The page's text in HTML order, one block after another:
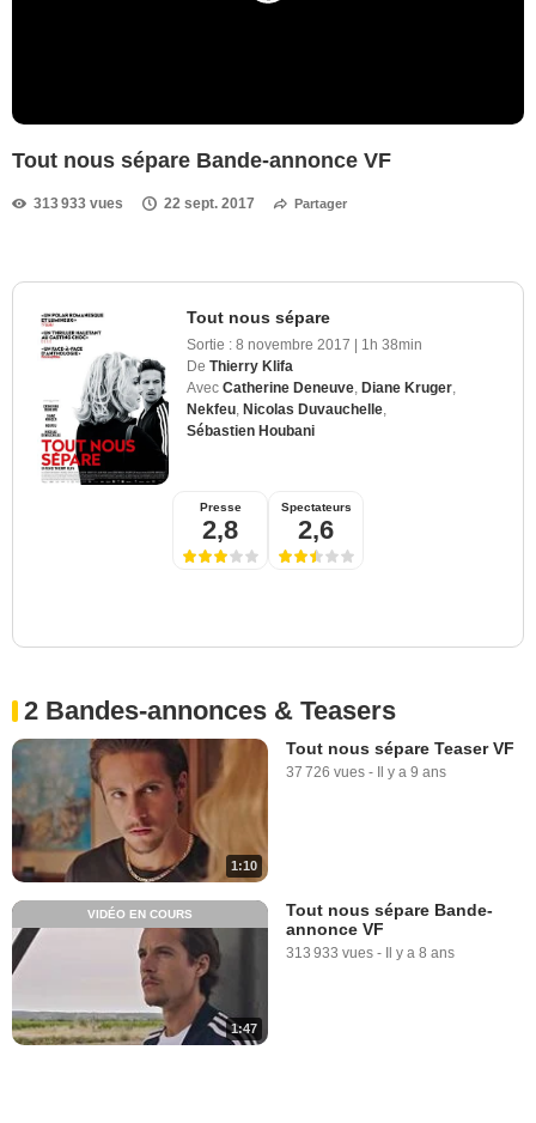
Tout nous sépare Bande-annonce VF
313 933 vues 22 sept. 2017 Partager
Tout nous sépare
Sortie : 8 novembre 2017 | 1h 38min
De Thierry Klifa
Avec Catherine Deneuve Diane Kruger
Nekfeu Nicolas Duvauchelle
Sébastien Houbani
Presse
2,8
Spectateurs
2,6
2 Bandes-annonces & Teasers
1:10
Tout nous sépare Teaser VF
37 726 vues - Il y a 9 ans
1:47
VIDÉO EN COURS
Tout nous sépare Bande-
annonce VF
313 933 vues - Il y a 8 ans